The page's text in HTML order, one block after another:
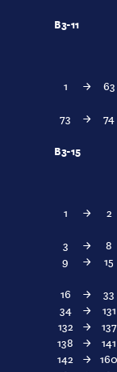
B3-11
1 → 63
73
→ 74
B3-15
1 → 2
3
→ 8
9
→ 15
16 → 33
34
→ 131
132
→ 137
138
→ 141
142 → 160